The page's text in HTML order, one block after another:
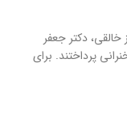
دکتر جعفر
پرداختند. برای